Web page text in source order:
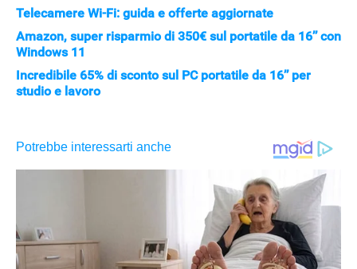
Telecamere Wi-Fi: guida e offerte aggiornate
Amazon, super risparmio di 350€ sul portatile da 16’’ con
Windows 11
Incredibile 65% di sconto sul PC portatile da 16’’ per
studio e lavoro